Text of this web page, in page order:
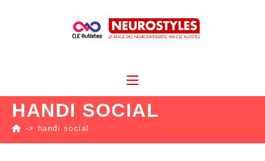
HANDI SOCIAL
-> handi social